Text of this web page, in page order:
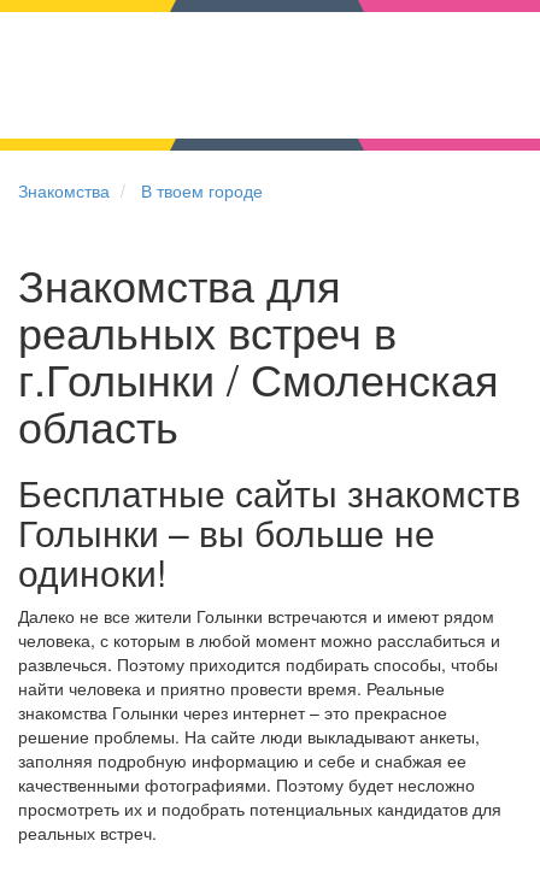
Знакомства В твоем городе
Знакомства для
реальных встреч в
г.Голынки / Смоленская
область
Бесплатные сайты знакомств
Голынки – вы больше не
одиноки!
Далеко не все жители Голынки встречаются и имеют рядом
человека, с которым в любой момент можно расслабиться и
развлечься. Поэтому приходится подбирать способы, чтобы
найти человека и приятно провести время. Реальные
знакомства Голынки через интернет – это прекрасное
решение проблемы. На сайте люди выкладывают анкеты,
заполняя подробную информацию и себе и снабжая ее
качественными фотографиями. Поэтому будет несложно
просмотреть их и подобрать потенциальных кандидатов для
реальных встреч.